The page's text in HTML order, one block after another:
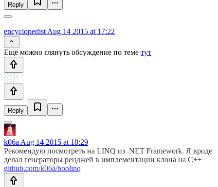
Reply
encyclopedist Aug 14 2015 at 17:22
Ещё можно глянуть обсуждение по теме тут
Reply
k06a Aug 14 2015 at 18:29
Рекомендую посмотреть на LINQ из .NET Framework. Я вроде
делал генераторы ренджей в имплементации клона на C++
github.com/k06a/boolinq